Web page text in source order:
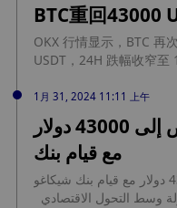
BTC重回43000
OKX 行情显示，BTC 再
USDT，24H 跌幅收窄至
1月 31, 2024 11:11 上午
توقع سعر البيتكوين ينخفض إلى 43000 دولار
مع قيام بنك
توقع سعر البيتكوين ينخفض إلى 43000 دولار مع قيام بنك شيكاغو
وسط التحول الاقتصادي